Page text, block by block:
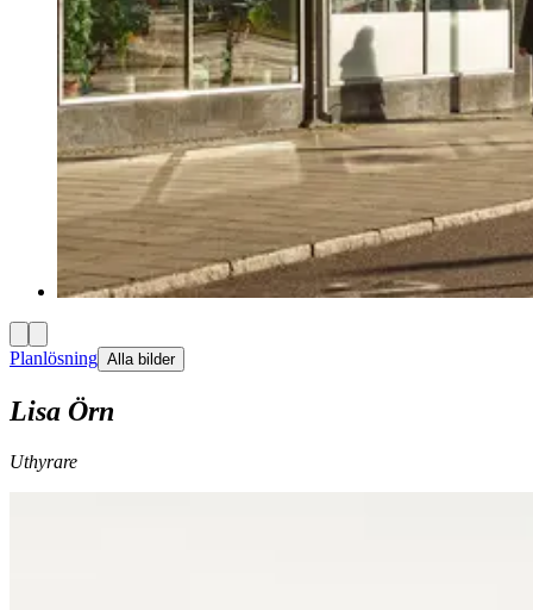
Planlösning Alla bilder
Lisa Örn
Uthyrare